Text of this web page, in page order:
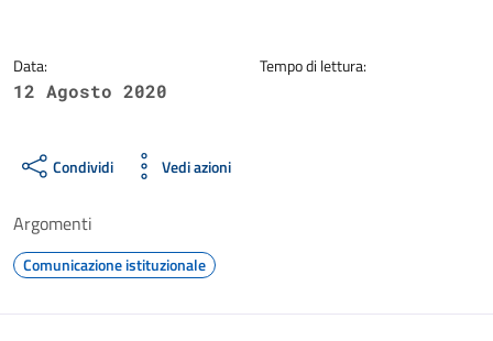
Data:
12 Agosto 2020
Tempo di lettura:
Condividi Vedi azioni
Argomenti
Comunicazione istituzionale